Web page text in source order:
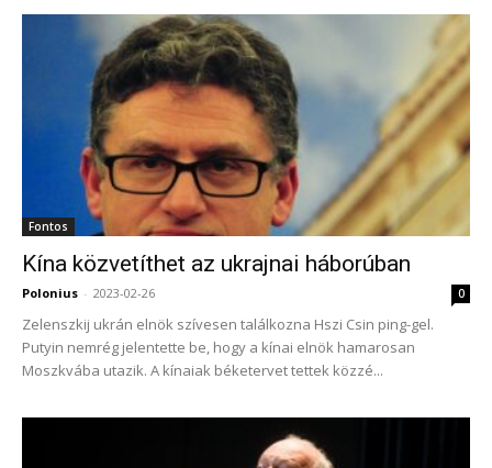
Fontos
Kína közvetíthet az ukrajnai háborúban
Polonius - 2023-02-26 0
Zelenszkij ukrán elnök szívesen találkozna Hszi Csin ping-gel.
Putyin nemrég jelentette be, hogy a kínai elnök hamarosan
Moszkvába utazik. A kínaiak béketervet tettek közzé...